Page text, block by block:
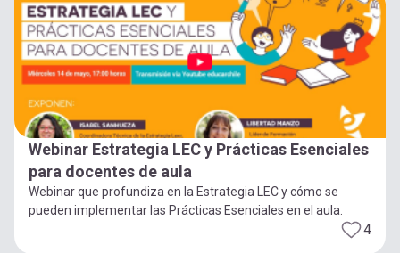
Webinar Estrategia LEC y Prácticas Esenciales
para docentes de aula
Webinar que profundiza en la Estrategia LEC y cómo se
pueden implementar las Prácticas Esenciales en el aula.
4